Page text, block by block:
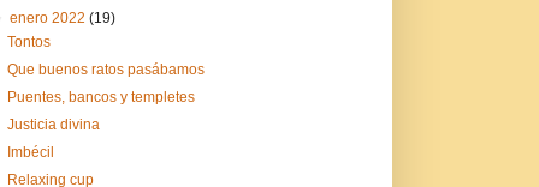
enero 2022(19)
Tontos
Que buenos ratos pasábamos
Puentes, bancos y templetes
Justicia divina
Imbécil
Relaxing cup